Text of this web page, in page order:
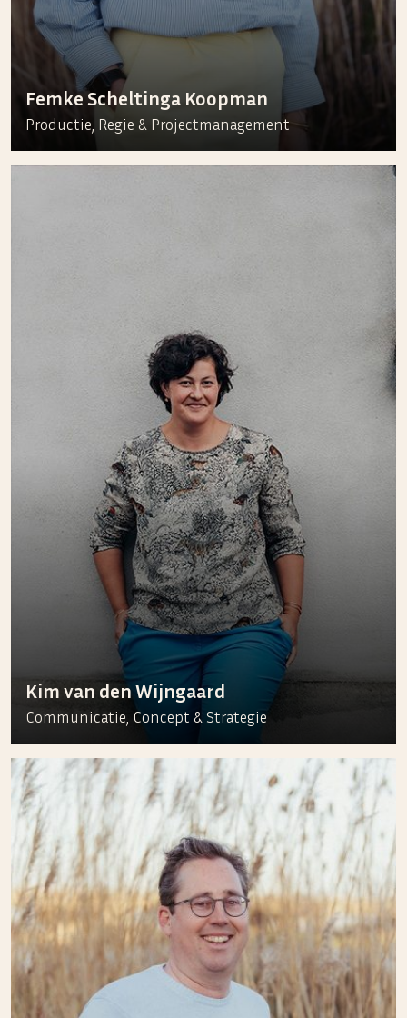
Femke Scheltinga Koopman
Productie, Regie & Projectmanagement
Kim van den Wijngaard
Communicatie, Concept & Strategie